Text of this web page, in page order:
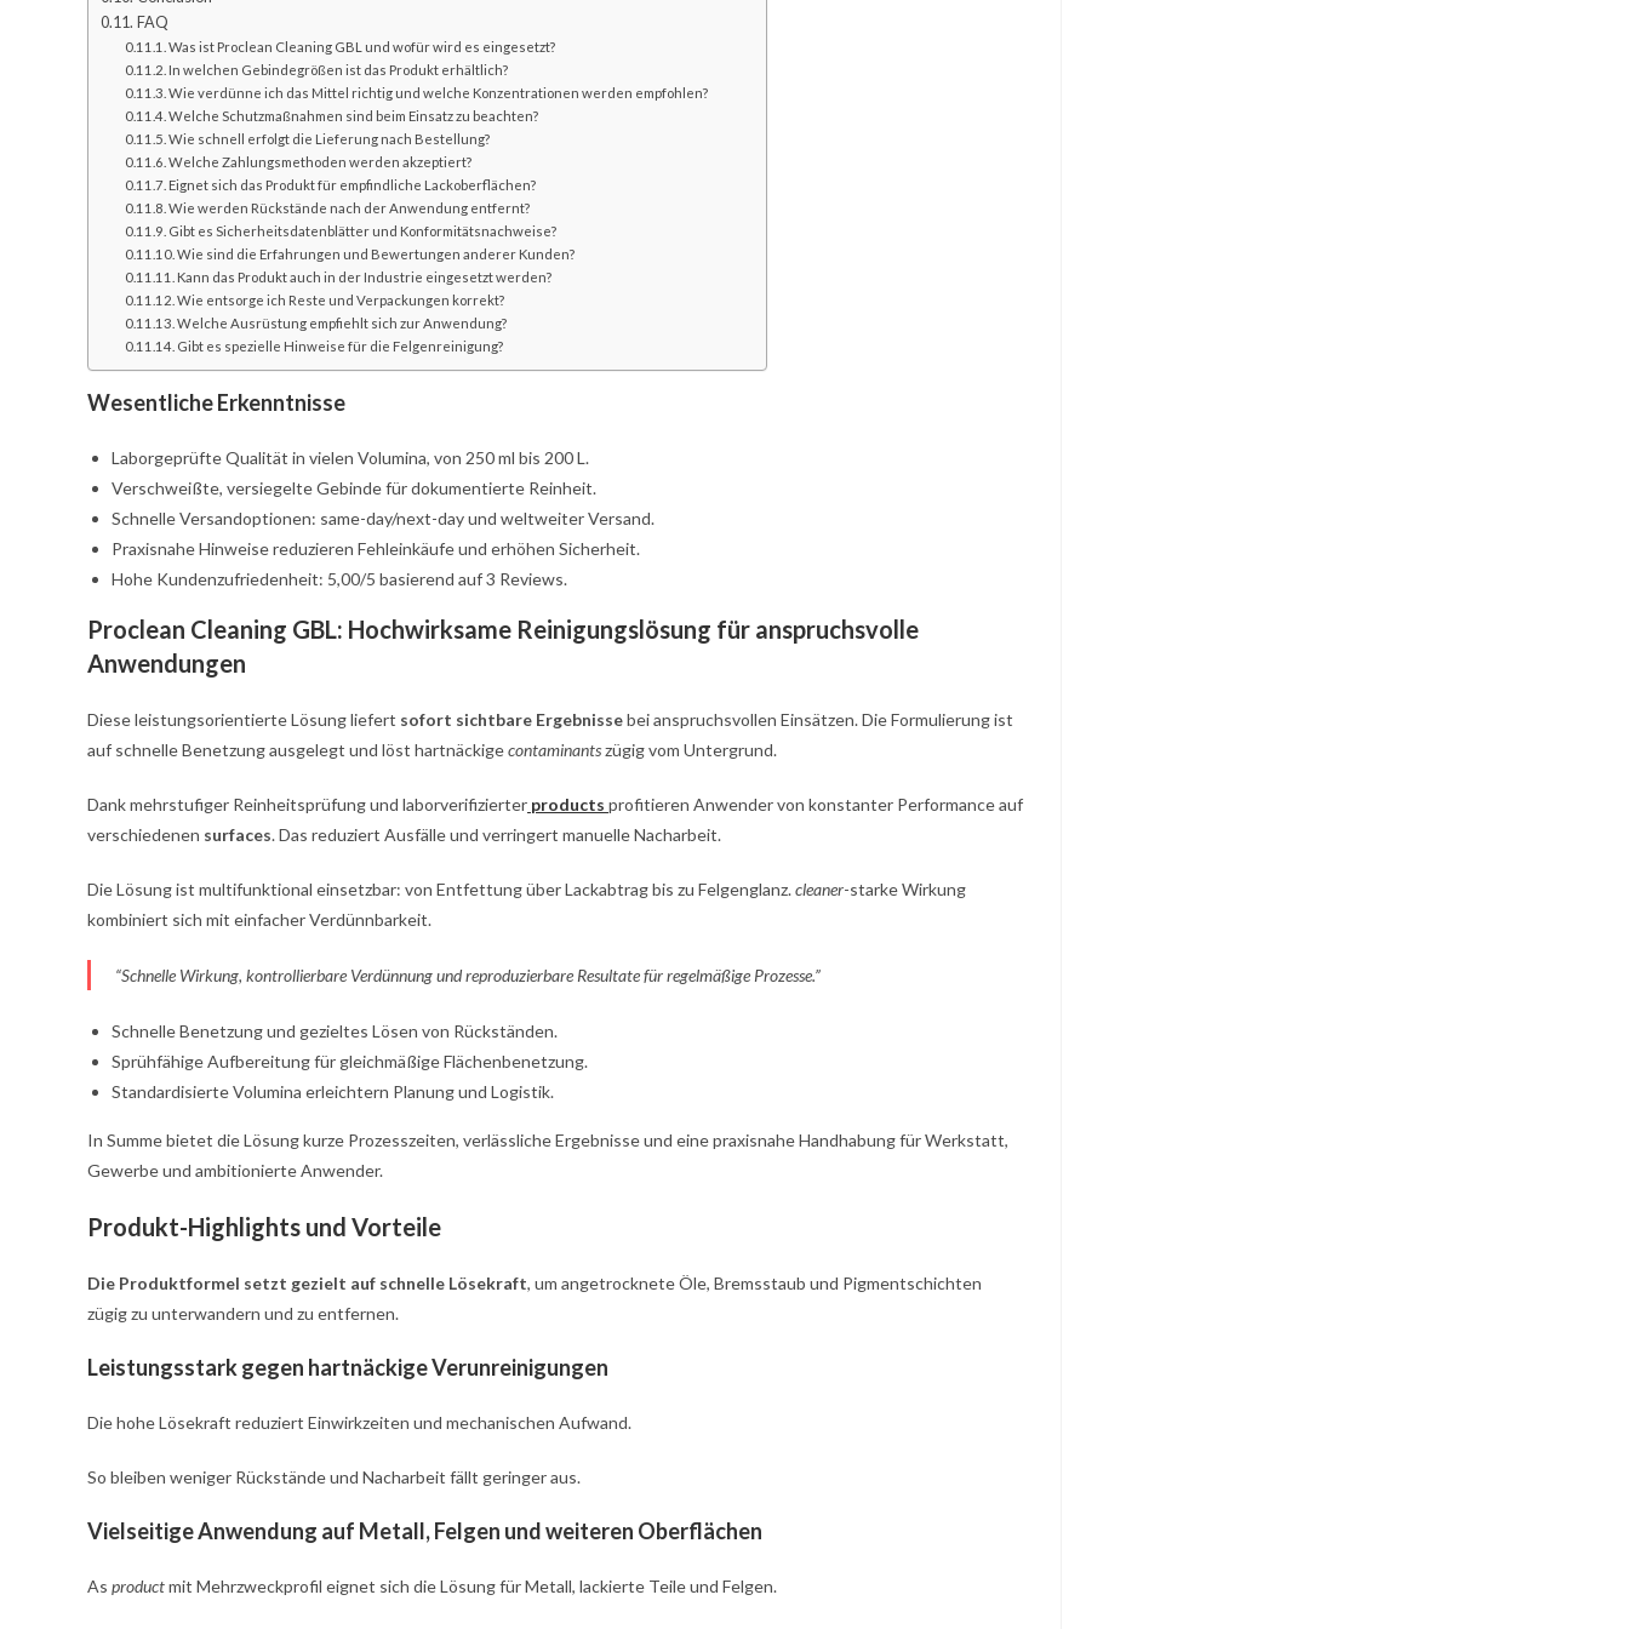
FAQ
Was ist Proclean Cleaning GBL und wofür wird es eingesetzt?
In welchen Gebindegrößen ist das Produkt erhältlich?
Wie verdünne ich das Mittel richtig und welche Konzentrationen werden empfohlen?
Welche Schutzmaßnahmen sind beim Einsatz zu beachten?
Wie schnell erfolgt die Lieferung nach Bestellung?
Welche Zahlungsmethoden werden akzeptiert?
Eignet sich das Produkt für empfindliche Lackoberflächen?
Wie werden Rückstände nach der Anwendung entfernt?
Gibt es Sicherheitsdatenblätter und Konformitätsnachweise?
Wie sind die Erfahrungen und Bewertungen anderer Kunden?
Kann das Produkt auch in der Industrie eingesetzt werden?
Wie entsorge ich Reste und Verpackungen korrekt?
Welche Ausrüstung empfiehlt sich zur Anwendung?
Gibt es spezielle Hinweise für die Felgenreinigung?
Wesentliche Erkenntnisse
Laborgeprüfte Qualität in vielen Volumina, von 250 ml bis 200 L.
Verschweißte, versiegelte Gebinde für dokumentierte Reinheit.
Schnelle Versandoptionen: same-day/next-day und weltweiter Versand.
Praxisnahe Hinweise reduzieren Fehleinkäufe und erhöhen Sicherheit.
Hohe Kundenzufriedenheit: 5,00/5 basierend auf 3 Reviews.
Proclean Cleaning GBL: Hochwirksame Reinigungslösung für anspruchsvolle
Anwendungen
Diese leistungsorientierte Lösung liefert sofort sichtbare Ergebnissebei anspruchsvollen Einsätzen. Die Formulierung ist
auf schnelle Benetzung ausgelegt und löst hartnäckigecontaminantszügig vom Untergrund.
Dank mehrstufiger Reinheitsprüfung und laborverifizierter products profitieren Anwender von konstanter Performance auf
verschiedenen surfaces. Das reduziert Ausfälle und verringert manuelle Nacharbeit.
Die Lösung ist multifunktional einsetzbar: von Entfettung über Lackabtrag bis zu Felgenglanz.cleaner-starke Wirkung
kombiniert sich mit einfacher Verdünnbarkeit.
“Schnelle Wirkung, kontrollierbare Verdünnung und reproduzierbare Resultate für regelmäßige Prozesse.”
Schnelle Benetzung und gezieltes Lösen von Rückständen.
Sprühfähige Aufbereitung für gleichmäßige Flächenbenetzung.
Standardisierte Volumina erleichtern Planung und Logistik.
In Summe bietet die Lösung kurze Prozesszeiten, verlässliche Ergebnisse und eine praxisnahe Handhabung für Werkstatt,
Gewerbe und ambitionierte Anwender.
Produkt-Highlights und Vorteile
Die Produktformel setzt gezielt auf schnelle Lösekraft, um angetrocknete Öle, Bremsstaub und Pigmentschichten
zügig zu unterwandern und zu entfernen.
Leistungsstark gegen hartnäckige Verunreinigungen
Die hohe Lösekraft reduziert Einwirkzeiten und mechanischen Aufwand.
So bleiben weniger Rückstände und Nacharbeit fällt geringer aus.
Vielseitige Anwendung auf Metall, Felgen und weiteren Oberflächen
As productmit Mehrzweckprofil eignet sich die Lösung für Metall, lackierte Teile und Felgen.